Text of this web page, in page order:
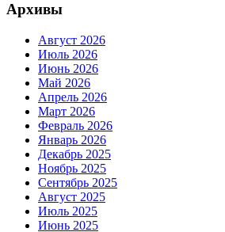
Архивы
Август 2026
Июль 2026
Июнь 2026
Май 2026
Апрель 2026
Март 2026
Февраль 2026
Январь 2026
Декабрь 2025
Ноябрь 2025
Сентябрь 2025
Август 2025
Июль 2025
Июнь 2025